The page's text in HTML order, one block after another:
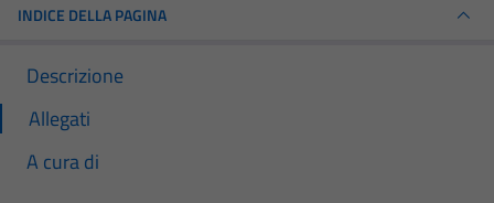
INDICE DELLA PAGINA
Descrizione
Allegati
A cura di